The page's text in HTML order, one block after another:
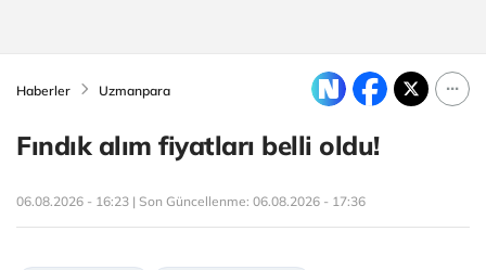
Haberler Uzmanpara
Fındık alım fiyatları belli oldu!
06.08.2026 - 16:23 | Son Güncellenme: 06.08.2026 - 17:36